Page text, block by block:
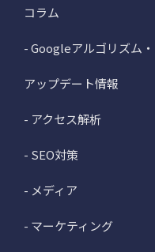
コラム
- Googleアルゴリズム・
アップデート情報
- アクセス解析
- SEO対策
- メディア
- マーケティング